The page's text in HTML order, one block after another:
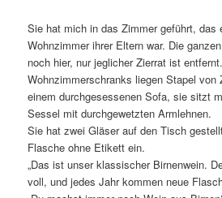
Sie hat mich in das Zimmer geführt, das
Wohnzimmer ihrer Eltern war. Die
noch hier, nur jeglicher Zierrat ist
Wohnzimmerschranks liegen Stapel
einem durchgesessenen Sofa, sie sitzt
Sessel mit durchgewetzten Armlehnen.
Sie hat zwei Gläser auf den Tisch
Flasche ohne Etikett ein.
„Das ist unser klassischer Birnenwein.
voll, und jedes Jahr kommen neue